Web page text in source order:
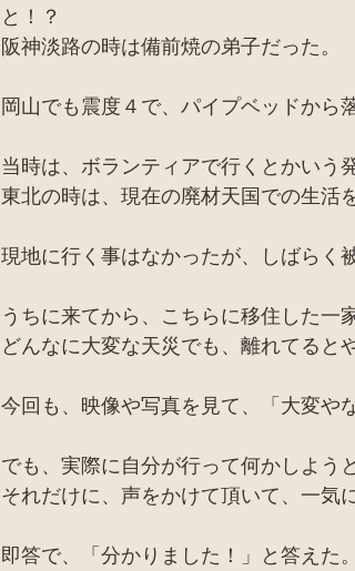
と！？
阪神淡路の時は備前焼の弟子だった。
岡山でも震度４で、パイプベッドから
当時は、ボランティアで行くとかいう
東北の時は、現在の廃材天国での生活
現地に行く事はなかったが、しばらく
うちに来てから、こちらに移住した一
どんなに大変な天災でも、離れてると
今回も、映像や写真を見て、「大変や
でも、実際に自分が行って何かしよう
それだけに、声をかけて頂いて、一気
即答で、「分かりました！」と答えた。